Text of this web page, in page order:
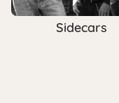
Sidecars